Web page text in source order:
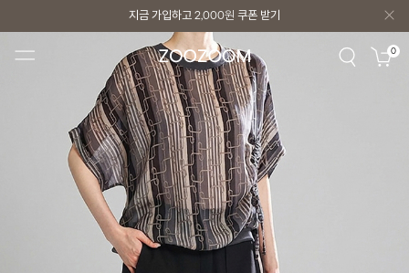
지금 가입하고 2,000원 쿠폰 받기
지금 가입하고 2,000원쿠폰 받기 0